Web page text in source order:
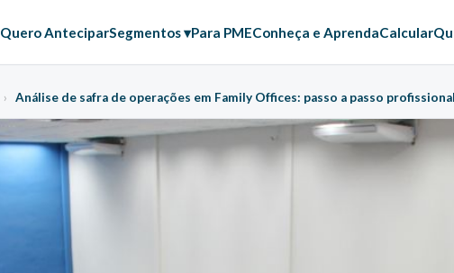
Quero AnteciparSegmentos ▾Para PMEConheça e AprendaCalcular
› Análise de safra de operações em Family Offices: passo a passo profissional